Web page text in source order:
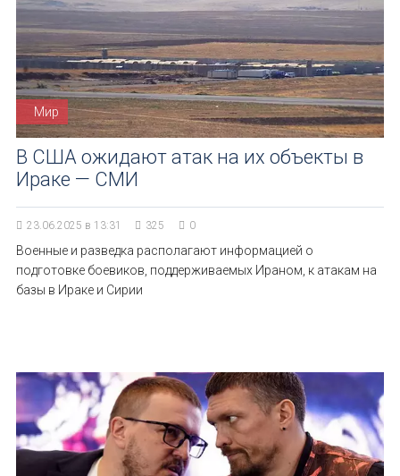
Мир
В США ожидают атак на их объекты в
Ираке — СМИ
23.06.2025 в 13:31 325 0
Военные и разведка располагают информацией о
подготовке боевиков, поддерживаемых Ираном, к атакам на
базы в Ираке и Сирии